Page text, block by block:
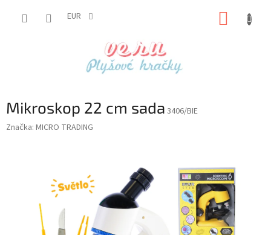
EUR
Mikroskop 22 cm sada 3406/BIE
Značka: MICRO TRADING